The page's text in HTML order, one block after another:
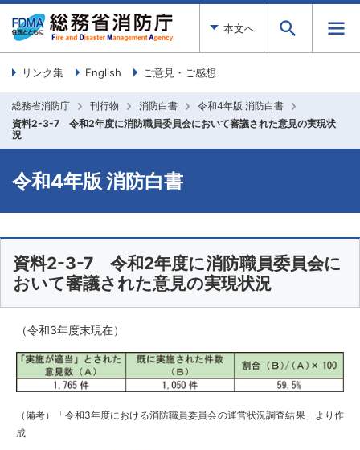
本文へ
リンク集 English ご意見・ご感想
総務省消防庁 刊行物 消防白書
令和4年版 消防白書
資料2-3-7 令和2年度に消防職員委員会において審議された意見の実現状
況
令和4年版 消防白書
資料2-3-7 令和2年度に消防職員委員会に
おいて審議された意見の実現状況
（令和3年度末現在）
（備考）「令和3年度における消防職員委員会の運営状況調査結果」より作
成